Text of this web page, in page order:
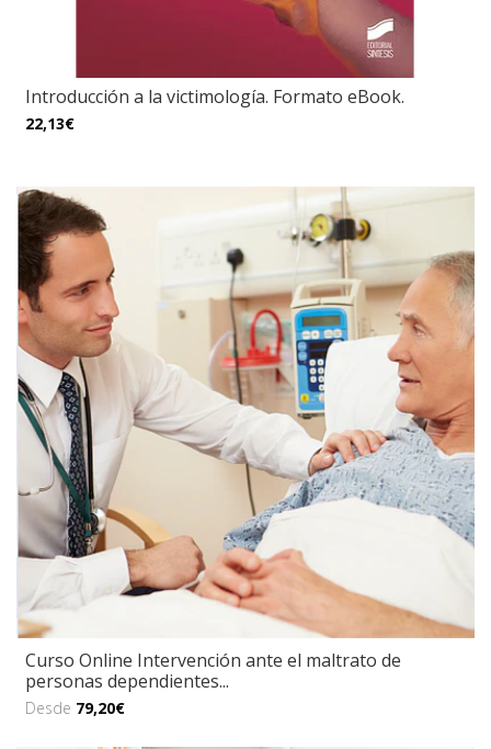
Introducción a la victimología. Formato eBook.
22,13€
Curso Online Intervención ante el maltrato de
personas dependientes...
Desde 79,20€